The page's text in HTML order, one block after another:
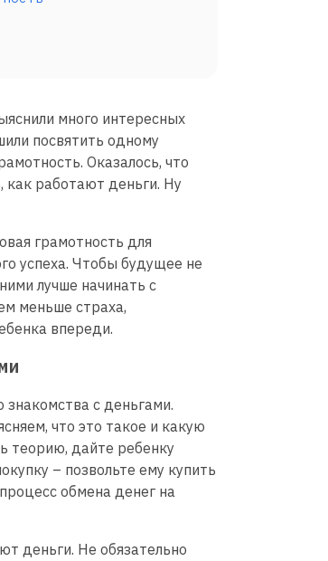
много интересных
посвятить одному
Оказалось, что
как работают деньги. Ну
грамотность для
успеха. Чтобы будущее не
лучше начинать с
меньше страха,
впереди.
с деньгами.
что это такое и какую
теорию, дайте ребенку
– позвольте ему купить
обмена денег на
деньги. Не обязательно